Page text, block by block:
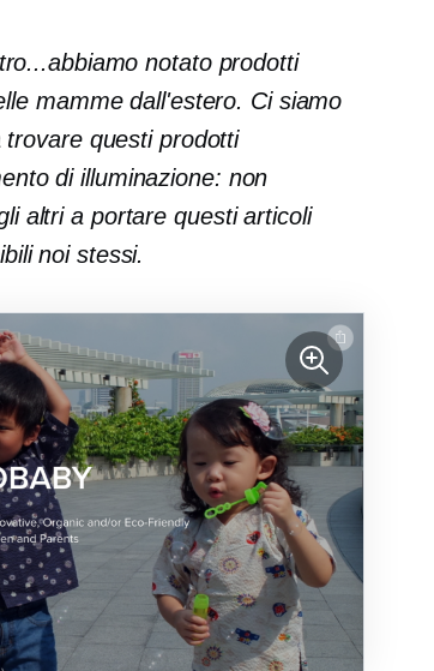
notato prodotti
mamme dall'estero. Ci siamo
questi prodotti
di illuminazione: non
altri a portare questi articoli
noi stessi.